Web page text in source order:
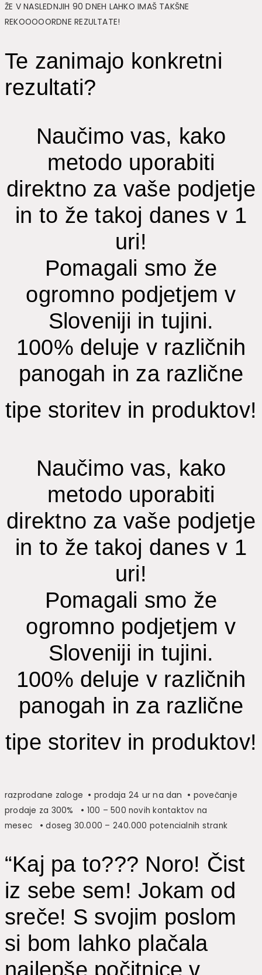
ŽE V NASLEDNJIH 90 DNEH LAHKO IMAŠ TAKŠNE
REKOOOOORDNE REZULTATE!
Te zanimajo konkretni
rezultati?
Naučimo vas, kako
metodo uporabiti
direktno za vaše podjetje
in to že takoj danes v 1
uri!
Pomagali smo že
ogromno podjetjem v
Sloveniji in tujini.
100% deluje v različnih
panogah in za različne
tipe storitev in produktov!
Naučimo vas, kako
metodo uporabiti
direktno za vaše podjetje
in to že takoj danes v 1
uri!
Pomagali smo že
ogromno podjetjem v
Sloveniji in tujini.
100% deluje v različnih
panogah in za različne
tipe storitev in produktov!
razprodane zaloge • prodaja 24 ur na dan • povečanje
prodaje za 300%
• 100 – 500 novih kontaktov na
mesec
• doseg 30.000 – 240.000 potencialnih strank
“Kaj pa to??? Noro! Čist
iz sebe sem! Jokam od
sreče! S svojim poslom
si bom lahko plačala
najlepše počitnice v